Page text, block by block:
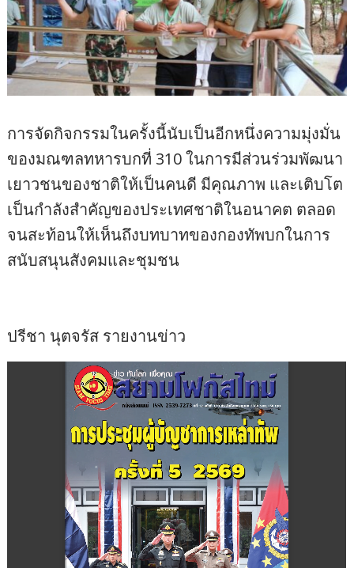
การจัดกิจกรรมในครั้งนี้นับเป็นอีกหนึ่งความมุ่งมั่น
ของมณฑลทหารบกที่ 310 ในการมีส่วนร่วมพัฒนา
เยาวชนของชาติให้เป็นคนดี มีคุณภาพ และเติบโต
เป็นกำลังสำคัญของประเทศชาติในอนาคต ตลอด
จนสะท้อนให้เห็นถึงบทบาทของกองทัพบกในการ
สนับสนุนสังคมและชุมชน
ปรีชา นุตจรัส รายงานข่าว